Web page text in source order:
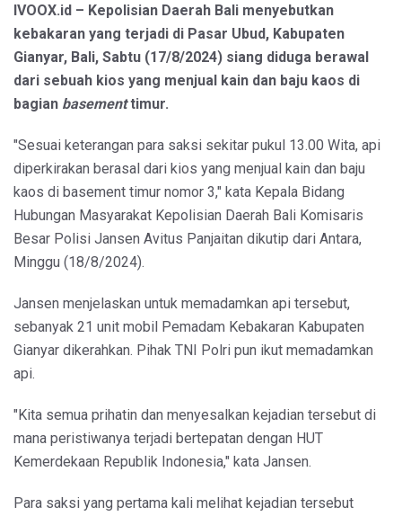
IVOOX.id – Kepolisian Daerah Bali menyebutkan
kebakaran yang terjadi di Pasar Ubud, Kabupaten
Gianyar, Bali, Sabtu (17/8/2024) siang diduga berawal
dari sebuah kios yang menjual kain dan baju kaos di
bagian basementtimur.
"Sesuai keterangan para saksi sekitar pukul 13.00 Wita, api
diperkirakan berasal dari kios yang menjual kain dan baju
kaos di basement timur nomor 3," kata Kepala Bidang
Hubungan Masyarakat Kepolisian Daerah Bali Komisaris
Besar Polisi Jansen Avitus Panjaitan dikutip dari Antara,
Minggu (18/8/2024).
Jansen menjelaskan untuk memadamkan api tersebut,
sebanyak 21 unit mobil Pemadam Kebakaran Kabupaten
Gianyar dikerahkan. Pihak TNI Polri pun ikut memadamkan
api.
"Kita semua prihatin dan menyesalkan kejadian tersebut di
mana peristiwanya terjadi bertepatan dengan HUT
Kemerdekaan Republik Indonesia," kata Jansen.
Para saksi yang pertama kali melihat kejadian tersebut